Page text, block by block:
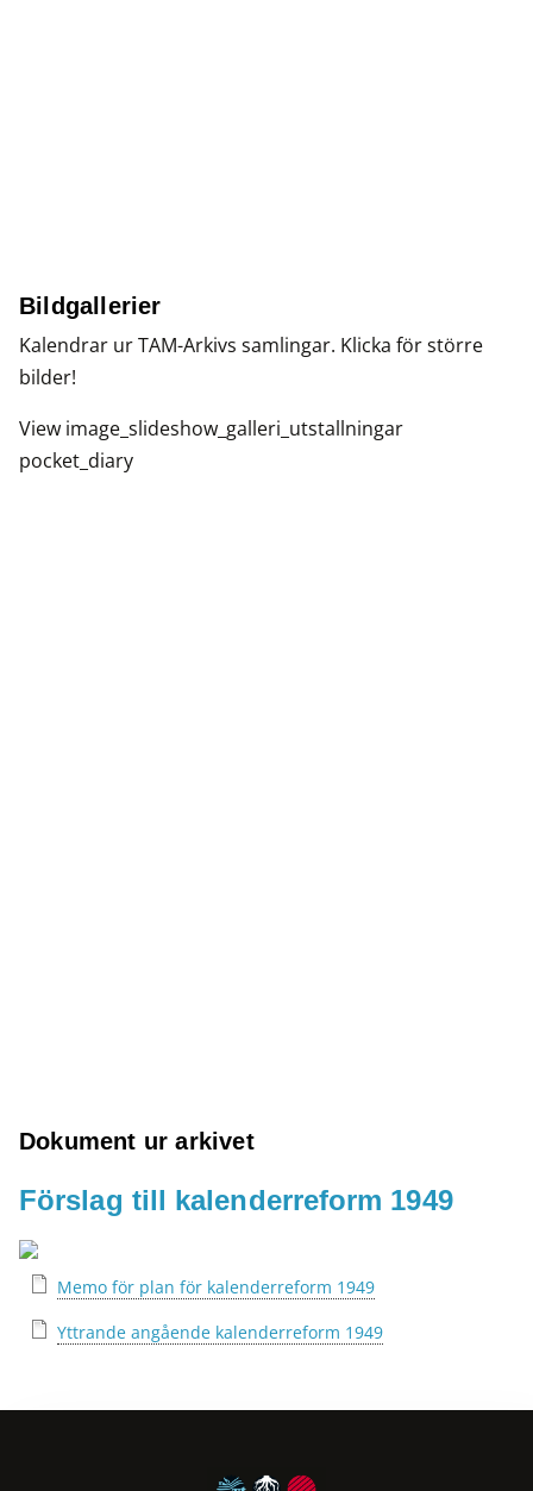
Bildgallerier
Kalendrar ur TAM-Arkivs samlingar. Klicka för större
bilder!
View image_slideshow_galleri_utstallningar
pocket_diary
Dokument ur arkivet
Förslag till kalenderreform 1949
Memo för plan för kalenderreform 1949
Yttrande angående kalenderreform 1949